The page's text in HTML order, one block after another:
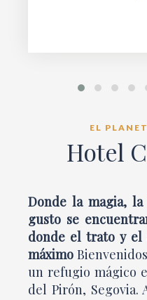
EL
Hotel
Donde la magia,
gusto se
donde el trato y el
máximo
un refugio mágico
del Pirón, Segovia.